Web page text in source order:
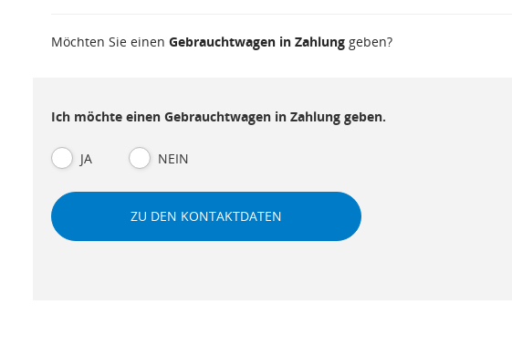
Möchten Sie einen Gebrauchtwagen in Zahlung geben?
Ich möchte einen Gebrauchtwagen in Zahlung geben.
JA NEIN
ZU DEN KONTAKTDATEN